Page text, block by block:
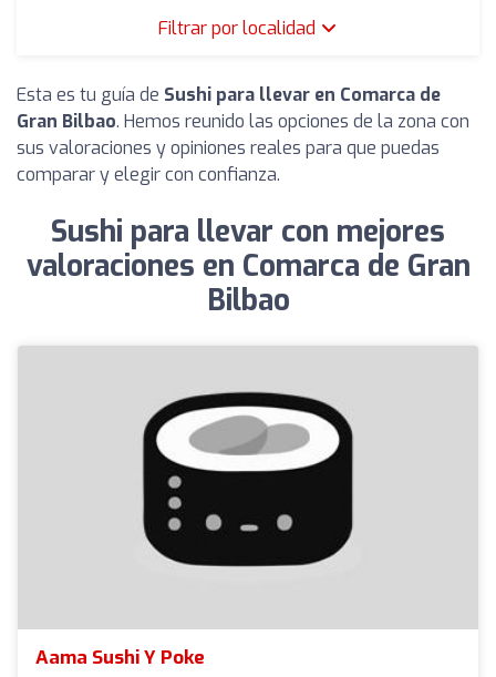
Filtrar por localidad
Esta es tu guía de Sushi para llevar en Comarca de
Gran Bilbao. Hemos reunido las opciones de la zona con
sus valoraciones y opiniones reales para que puedas
comparar y elegir con confianza.
Sushi para llevar con mejores
valoraciones en Comarca de Gran
Bilbao
Aama Sushi Y Poke